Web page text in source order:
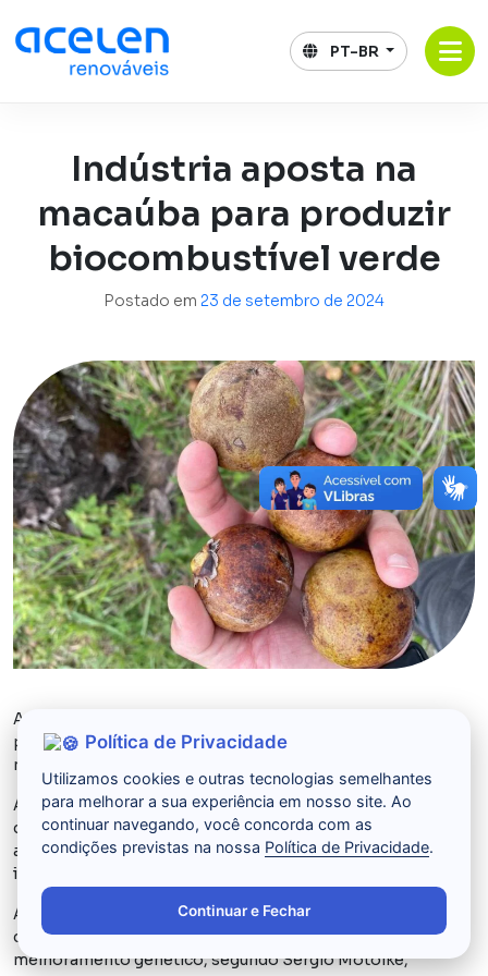
para
conteúdo
PT-BR
Indústria aposta na
macaúba para produzir
biocombustível verde
Postado em 23 de setembro de 2024
A Acelen Renováveis vai investir US$ 3 bilhões para
produzir combustíveis limposa partir da macaúba, palmeira
nativa do cerrado brasileiro.
A planta é capaz de produzir de sete a oito vezes mais óleo
do que a soja, segundo pesquisadores. A empresa é ligada
ao Mubadala, um dos principais fundos soberanos de
investimentos de Abu Dhabi.
A macaúba ( Acrocomia aculeata) écapaz de produzir cerca
de 4 toneladas de óleo por hectare sem nenhum
melhoramento genético, segundo Sérgio Motoike,
Política de Privacidade
Utilizamos cookies e outras tecnologias semelhantes
para melhorar a sua experiência em nosso site. Ao
continuar navegando, você concorda com as
condições previstas na nossa Política de Privacidade.
Continuar e Fechar